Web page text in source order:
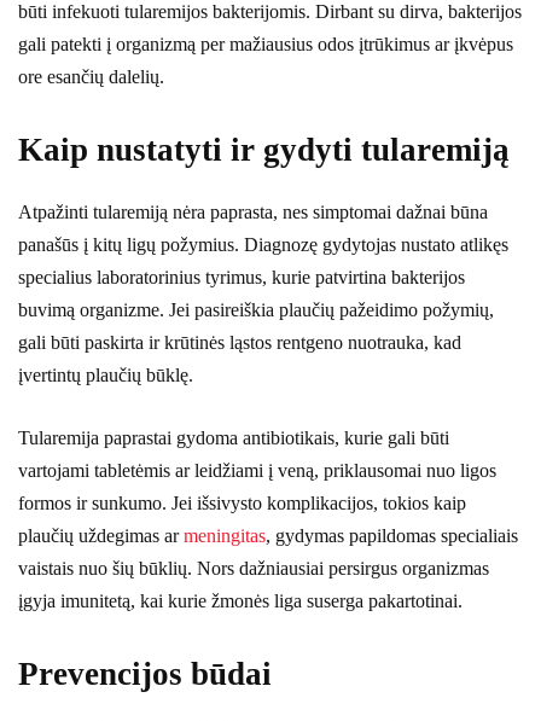
būti infekuoti tularemijos bakterijomis. Dirbant su dirva, bakterijos
gali patekti į organizmą per mažiausius odos įtrūkimus ar įkvėpus
ore esančių dalelių.
Kaip nustatyti ir gydyti tularemiją
Atpažinti tularemiją nėra paprasta, nes simptomai dažnai būna
panašūs į kitų ligų požymius. Diagnozę gydytojas nustato atlikęs
specialius laboratorinius tyrimus, kurie patvirtina bakterijos
buvimą organizme. Jei pasireiškia plaučių pažeidimo požymių,
gali būti paskirta ir krūtinės ląstos rentgeno nuotrauka, kad
įvertintų plaučių būklę.
Tularemija paprastai gydoma antibiotikais, kurie gali būti
vartojami tabletėmis ar leidžiami į veną, priklausomai nuo ligos
formos ir sunkumo. Jei išsivysto komplikacijos, tokios kaip
plaučių uždegimas armeningitas, gydymas papildomas specialiais
vaistais nuo šių būklių. Nors dažniausiai persirgus organizmas
įgyja imunitetą, kai kurie žmonės liga suserga pakartotinai.
Prevencijos būdai